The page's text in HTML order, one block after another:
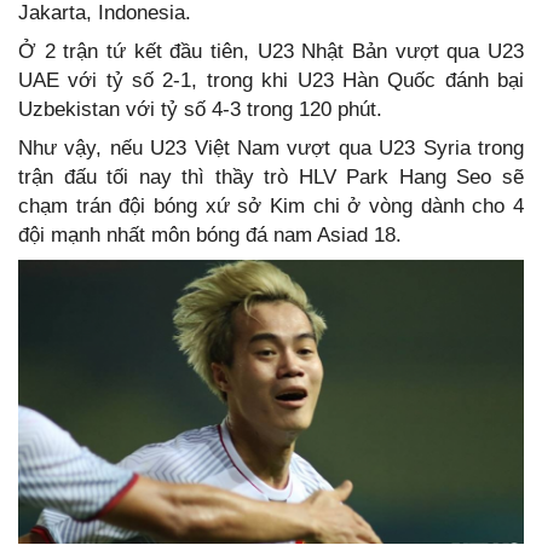
Jakarta, Indonesia.
Ở 2 trận tứ kết đầu tiên, U23 Nhật Bản vượt qua U23
UAE với tỷ số 2-1, trong khi U23 Hàn Quốc đánh bại
Uzbekistan với tỷ số 4-3 trong 120 phút.
Như vậy, nếu U23 Việt Nam vượt qua U23 Syria trong
trận đấu tối nay thì thầy trò HLV Park Hang Seo sẽ
chạm trán đội bóng xứ sở Kim chi ở vòng dành cho 4
đội mạnh nhất môn bóng đá nam Asiad 18.